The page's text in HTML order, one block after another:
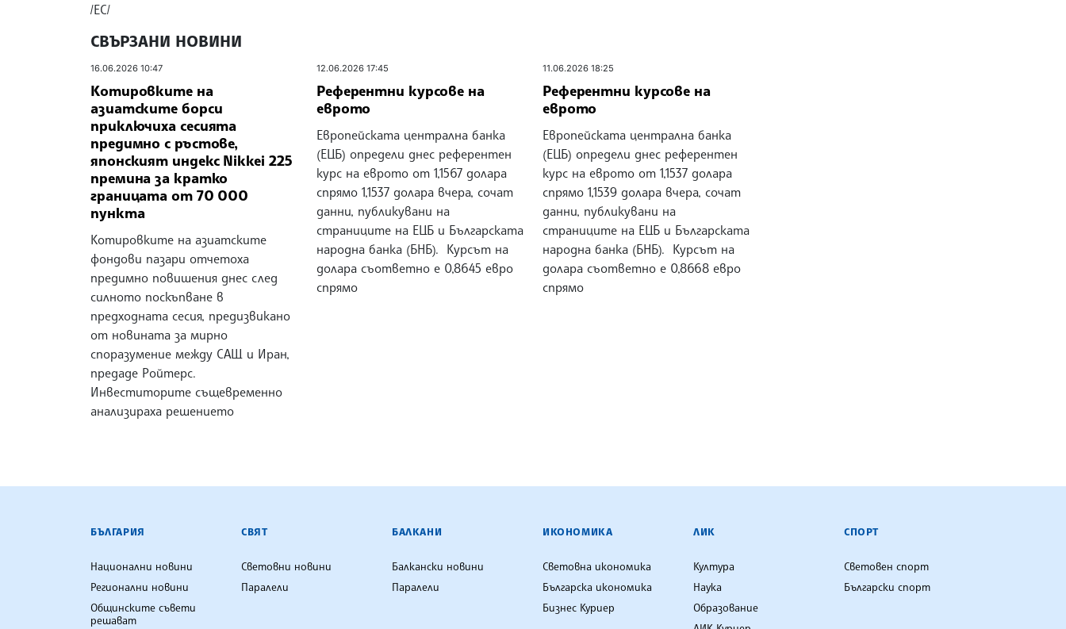
/ЕС/
СВЪРЗАНИ НОВИНИ
16.06.2026 10:47
Котировките на
азиатските борси
приключиха сесията
предимно с ръстове,
японският индекс Nikkei 225
премина за кратко
границата от 70 000
пункта
Котировките на азиатските
фондови пазари отчетоха
предимно повишения днес след
силното поскъпване в
предходната сесия, предизвикано
от новината за мирно
споразумение между САЩ и Иран,
предаде Ройтерс.
Инвеститорите същевременно
анализираха решението
12.06.2026 17:45
Референтни курсове на
еврото
Европейската централна банка
(ЕЦБ) определи днес референтен
курс на еврото от 1,1567 долара
спрямо 1,1537 долара вчера, сочат
данни, публикувани на
страниците на ЕЦБ и Българската
народна банка (БНБ). Курсът на
долара съответно е 0,8645 евро
спрямо
11.06.2026 18:25
Референтни курсове на
еврото
Европейската централна банка
(ЕЦБ) определи днес референтен
курс на еврото от 1,1537 долара
спрямо 1,1539 долара вчера, сочат
данни, публикувани на
страниците на ЕЦБ и Българската
народна банка (БНБ). Курсът на
долара съответно е 0,8668 евро
спрямо
БЪЛГАРСКА ТЕЛЕГРАФНА АГЕНЦИЯ
БЪЛГАРИЯ
Национални новини
Регионални новини
Общинските съвети
решават
СВЯТ
Световни новини
Паралели
БАЛКАНИ
Балкански новини
Паралели
ИКОНОМИКА
Световна икономика
Българска икономика
Бизнес Куриер
ЛИК
Култура
Наука
Образование
СПОРТ
Световен спорт
Български спорт